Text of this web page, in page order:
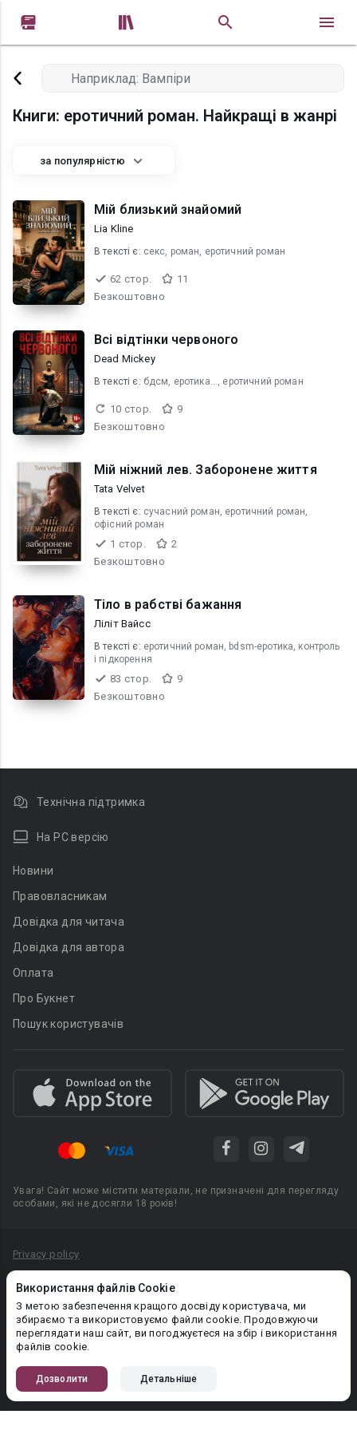
 
Книги: еротичний роман. Найкращі в жанрі
за популярністю
Мій близький знайомий
Lia Kline
В текcті є: секс, роман, еротичний роман
62 стор.
11
Безкоштовно
Всі відтінки червоного
Dead Mickey
В текcті є: бдсм, еротика..., еротичний роман
10 стор.
9
Безкоштовно
Мій ніжний лев. Заборонене життя
Tata Velvet
В текcті є: сучасний роман, еротичний роман,
офісний роман
1 стор.
2
Безкоштовно
Тіло в рабстві бажання
Ліліт Вайсс
В текcті є: еротичний роман, bdsm-еротика, контроль
і підкорення
83 стор.
9
Безкоштовно
Використання файлів Cookie
З метою забезпечення кращого досвіду користувача, ми
збираємо та використовуємо файли cookie. Продовжуючи
переглядати наш сайт, ви погоджуєтеся на збір і використання
файлів cookie.
Дозволити Детальніше
Технічна підтримка
На PC версію
Новини
Правовласникам
Довідка для читача
Довідка для автора
Оплата
Про Букнет
Пошук користувачів
Увага! Сайт може містити матеріали, не призначені для перегляду
особами, які не досягли 18 років!
Privacy policy
Політика конфіденційності
Правила публікації авторського контенту
PR-вiддiл: pr@booknet.com
© 2026 Booknet. Всі права захищено.